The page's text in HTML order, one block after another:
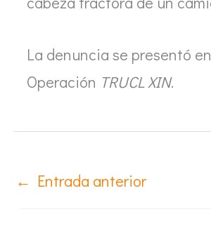
La denuncia se presentó
Operación TRUCL XIN.
← Entrada anterior